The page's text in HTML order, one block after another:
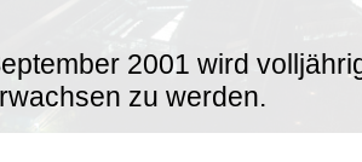
2001 wird
zu werden.